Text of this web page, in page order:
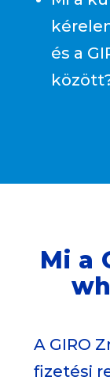
és a
Mi a
A GIRO
fizetési